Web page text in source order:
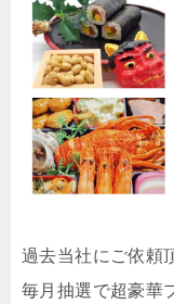
過去当社にご依頼
毎月抽選で超豪華